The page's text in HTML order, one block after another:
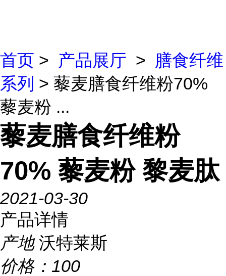
首页 > 产品展厅 > 膳食纤维
系列 > 藜麦膳食纤维粉70%
藜麦粉 ...
藜麦膳食纤维粉
70% 藜麦粉 黎麦肽
2021-03-30
产品详情
产地 沃特莱斯
价格： 100